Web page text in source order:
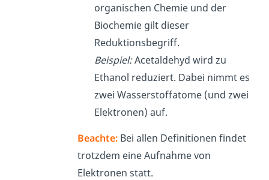
organischen Chemie und der
Biochemie gilt dieser
Reduktionsbegriff.
Beispiel:Acetaldehyd wird zu
Ethanol reduziert. Dabei nimmt es
zwei Wasserstoffatome (und zwei
Elektronen) auf.
Beachte: Bei allen Definitionen findet
trotzdem eine Aufnahme von
Elektronen statt.